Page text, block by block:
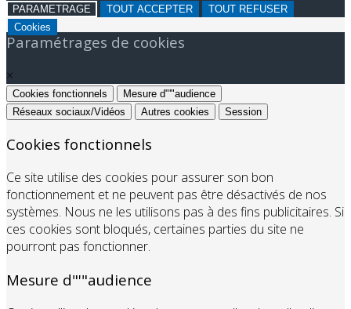
PARAMETRAGE TOUT ACCEPTER
TOUT REFUSER
Cookies
Paramétrages de cookies
×
Cookies fonctionnels
Mesure d"'"audience
Réseaux sociaux/Vidéos
Autres cookies Session
Cookies fonctionnels
Ce site utilise des cookies pour assurer son bon
fonctionnement et ne peuvent pas être désactivés de nos
systèmes. Nous ne les utilisons pas à des fins publicitaires. Si
ces cookies sont bloqués, certaines parties du site ne
pourront pas fonctionner.
Mesure d"'"audience